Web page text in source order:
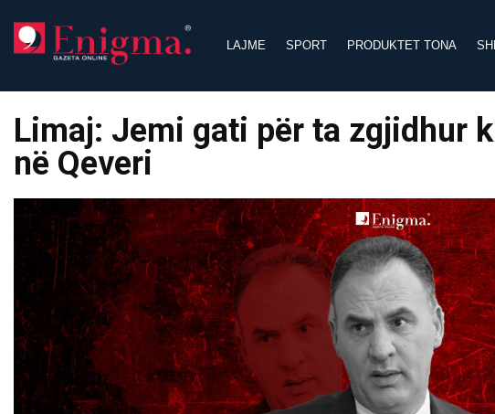
content
LAJME SPORT PRODUKTET TONA
Limaj: Jemi gati për ta zgjidhur
në Qeveri